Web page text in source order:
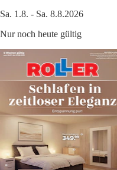
Sa. 1.8. - Sa. 8.8.2026
Nur noch heute gültig